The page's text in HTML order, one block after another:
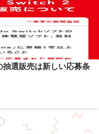
選販売は新しい応募条